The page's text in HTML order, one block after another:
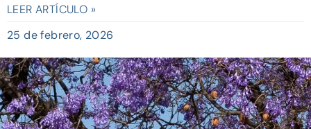
LEER ARTÍCULO »
25 de febrero, 2026